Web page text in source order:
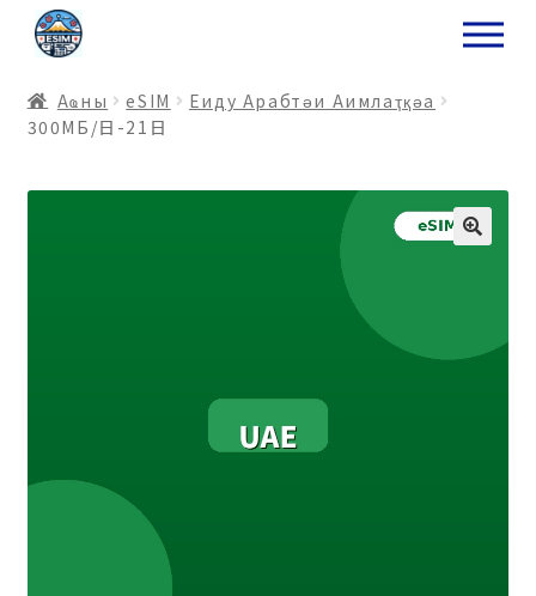
ナ
ビ
ー
シ
コ
ン
ン
ツ
Аҩны еSIM
Еиду Арабтәи Аимлаҭқәа
300МБ/日-21日